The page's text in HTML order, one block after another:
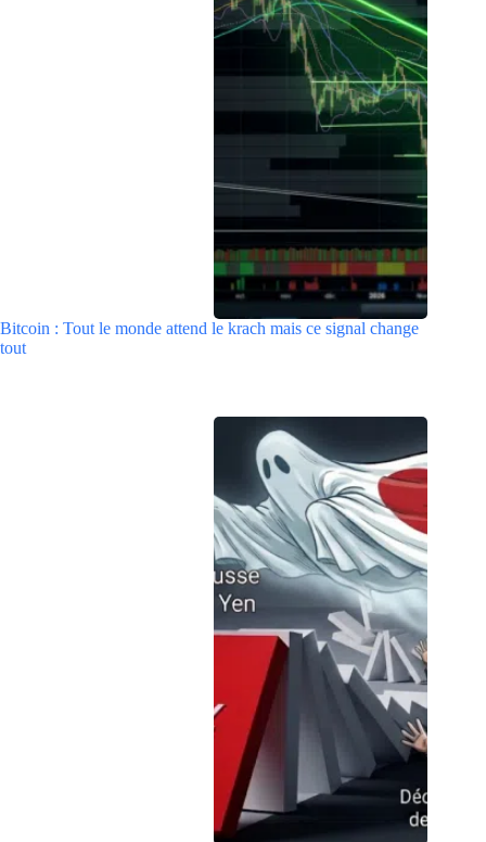
Bitcoin : Tout le monde attend le krach mais ce signal change
tout